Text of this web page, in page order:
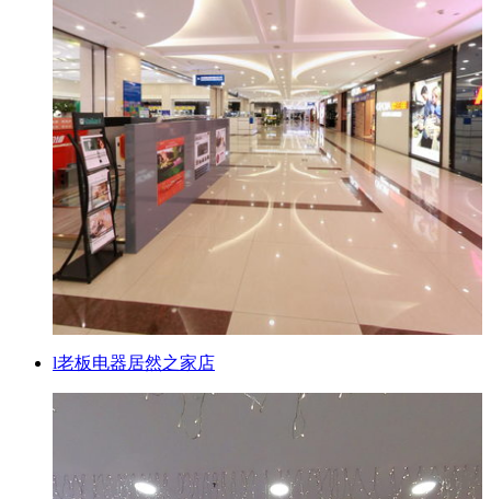
l老板电器居然之家店